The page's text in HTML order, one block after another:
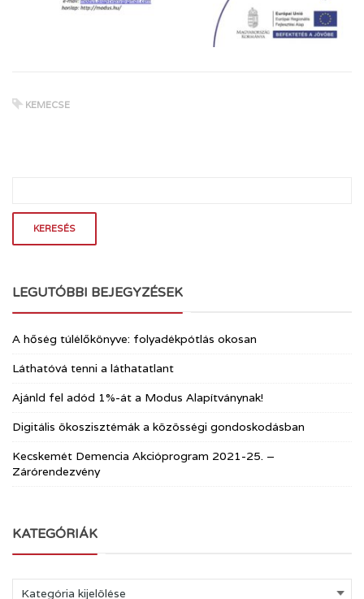
KEMECSE
LEGUTÓBBI BEJEGYZÉSEK
A hőség túlélőkönyve: folyadékpótlás okosan
Láthatóvá tenni a láthatatlant
Ajánld fel adód 1%-át a Modus Alapítványnak!
Digitális ökoszisztémák a közösségi gondoskodásban
Kecskemét Demencia Akcióprogram 2021-25. –
Zárórendezvény
KATEGÓRIÁK